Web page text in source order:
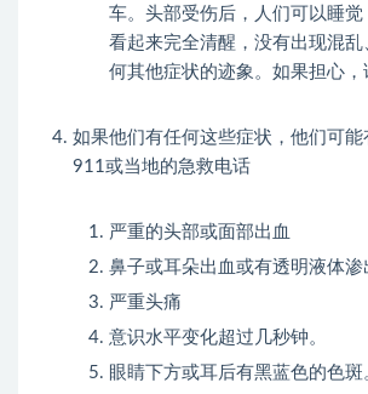
车。头部受伤后，人们可以睡觉
看起来完全清醒，没有出现混
何其他症状的迹象。如果担心，
如果他们有任何这些症状，他们可能
911或当地的急救电话
严重的头部或面部出血
鼻子或耳朵出血或有透明液体渗
严重头痛
意识水平变化超过几秒钟。
眼睛下方或耳后有黑蓝色的色斑